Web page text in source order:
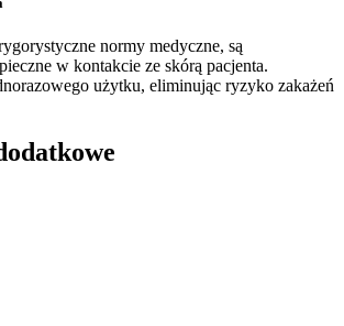
normy medyczne, są
w kontakcie ze skórą pacjenta.
użytku, eliminując ryzyko zakażeń